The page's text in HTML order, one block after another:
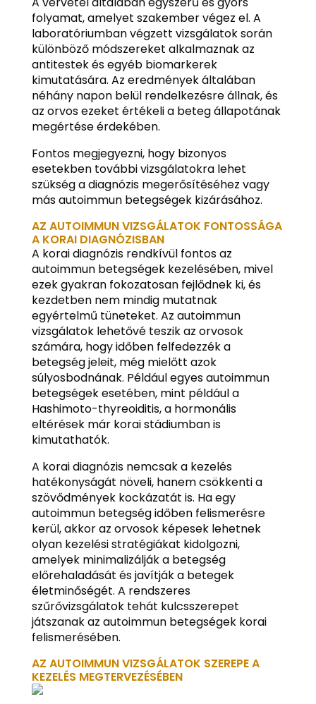
folyamat, amelyet szakember végez el. A
laboratóriumban végzett vizsgálatok során
különböző módszereket alkalmaznak az
antitestek és egyéb biomarkerek
kimutatására. Az eredmények általában
néhány napon belül rendelkezésre állnak, és
az orvos ezeket értékeli a beteg állapotának
megértése érdekében.
Fontos megjegyezni, hogy bizonyos
esetekben további vizsgálatokra lehet
szükség a diagnózis megerősítéséhez vagy
más autoimmun betegségek kizárásához.
AZ AUTOIMMUN VIZSGÁLATOK FONTOSSÁGA
A KORAI DIAGNÓZISBAN
A korai diagnózis rendkívül fontos az
autoimmun betegségek kezelésében, mivel
ezek gyakran fokozatosan fejlődnek ki, és
kezdetben nem mindig mutatnak
egyértelmű tüneteket. Az autoimmun
vizsgálatok lehetővé teszik az orvosok
számára, hogy időben felfedezzék a
betegség jeleit, még mielőtt azok
súlyosbodnának. Például egyes autoimmun
betegségek esetében, mint például a
Hashimoto-thyreoiditis, a hormonális
eltérések már korai stádiumban is
kimutathatók.
A korai diagnózis nemcsak a kezelés
hatékonyságát növeli, hanem csökkenti a
szövődmények kockázatát is. Ha egy
autoimmun betegség időben felismerésre
kerül, akkor az orvosok képesek lehetnek
olyan kezelési stratégiákat kidolgozni,
amelyek minimalizálják a betegség
előrehaladását és javítják a betegek
életminőségét. A rendszeres
szűrővizsgálatok tehát kulcsszerepet
játszanak az autoimmun betegségek korai
felismerésében.
AZ AUTOIMMUN VIZSGÁLATOK SZEREPE A
KEZELÉS MEGTERVEZÉSÉBEN